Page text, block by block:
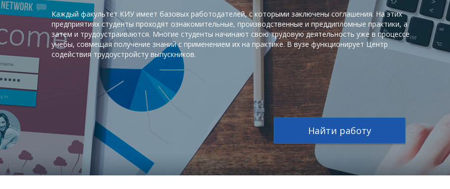
Каждый факультет КИУ имеет базовых работодателей, с которыми заключены соглашения. На этих
предприятиях студенты проходят ознакомительные, производственные и преддипломные практики, а
затем и трудоустраиваются. Многие студенты начинают свою трудовую деятельность уже в процессе
учебы, совмещая получение знаний с применением их на практике. В вузе функционирует Центр
содействия трудоустройсту выпускников.
Найти работу